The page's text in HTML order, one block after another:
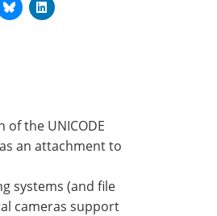
of the UNICODE
an attachment to
systems (andfile
cameras support